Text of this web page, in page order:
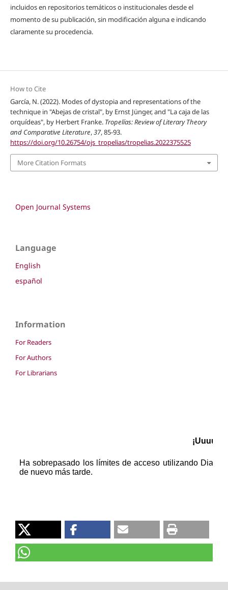
incluidos en repositorios temáticos o institucionales desde el
momento de su publicación, sin modificación alguna e indicando
claramente su procedencia.
How to Cite
García, N. (2022). Modes of dystopia and representations of the
technique in "Abejas de cristal", by Ernst Jünger, and "La caja de las
orquídeas", by Herbert Franke. Tropelías: Review of Literary Theory
and Comparative Literature,37, 85-93.
https://doi.org/10.26754/ojs_tropelias/tropelias.2022375525
More Citation Formats
Open Journal Systems
Language
English
español
Information
For Readers
For Authors
For Librarians